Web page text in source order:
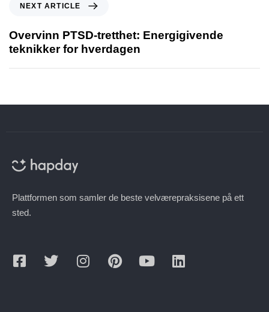
NEXT ARTICLE
Overvinn PTSD-tretthet: Energigivende
teknikker for hverdagen
Plattformen som samler de beste velværepraksisene på ett
sted.